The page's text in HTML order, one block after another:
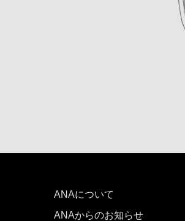
ANAについて
ANAからのお知らせ